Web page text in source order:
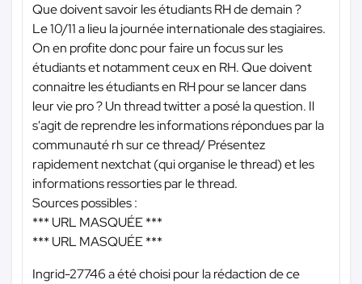
Que doivent savoir les étudiants RH de demain ?
Le 10/11 a lieu la journée internationale des stagiaires.
On en profite donc pour faire un focus sur les
étudiants et notamment ceux en RH. Que doivent
connaitre les étudiants en RH pour se lancer dans
leur vie pro ? Un thread twitter a posé la question. Il
s'agit de reprendre les informations répondues par la
communauté rh sur ce thread/ Présentez
rapidement nextchat (qui organise le thread) et les
informations ressorties par le thread.
Sources possibles :
*** URL MASQUÉE ***
*** URL MASQUÉE ***
Ingrid-27746 a été choisi pour la rédaction de ce